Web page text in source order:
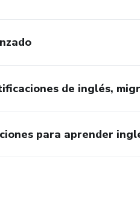
de inglés,
para aprender